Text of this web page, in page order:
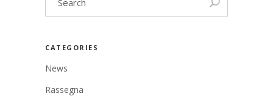
CATEGORIES
News
Rassegna